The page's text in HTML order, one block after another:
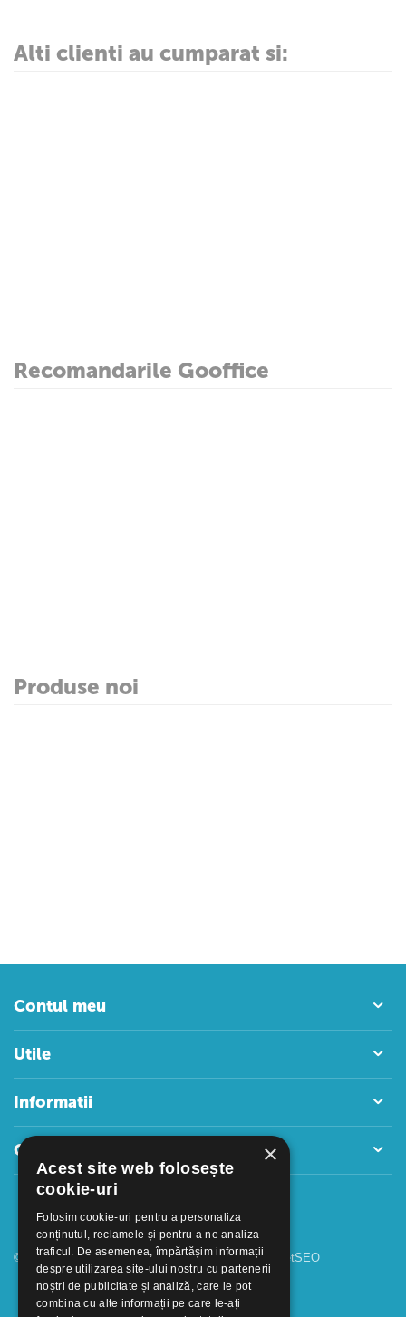
Alti clienti au cumparat si:
Recomandarile Gooffice
Produse noi
Contul meu
Utile
Informatii
Contact
© 2018 - 2026 GOOFFICE. Realizat si configurat netSEO
×
Acest site web folosește
cookie-uri
Folosim cookie-uri pentru a personaliza
conținutul, reclamele și pentru a ne analiza
traficul. De asemenea, împărtășim informații
despre utilizarea site-ului nostru cu partenerii
noștri de publicitate și analiză, care le pot
combina cu alte informații pe care le-ați